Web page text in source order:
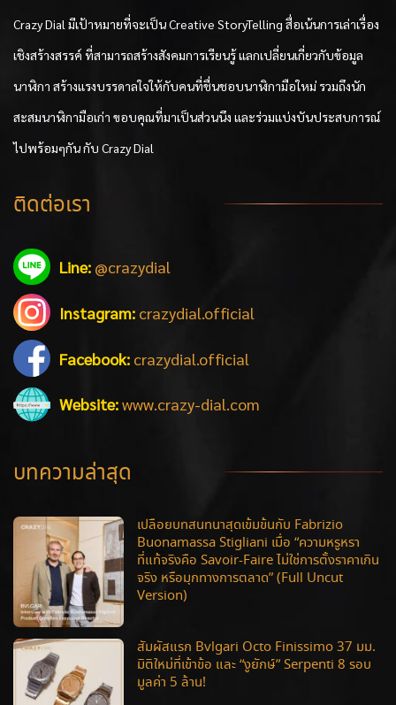
Crazy Dial มีเป้าหมายที่จะเป็น Creative StoryTelling สื่อเน้นการเล่าเรื่อง
เชิงสร้างสรรค์ ที่สามารถสร้างสังคมการเรียนรู้ แลกเปลี่ยนเกี่ยวกับข้อมูล
นาฬิกา สร้างแรงบรรดาลใจให้กับคนที่ชื่นชอบนาฬิกามือใหม่ รวมถึงนัก
สะสมนาฬิกามือเก่า ขอบคุณที่มาเป็นส่วนนึง และร่วมแบ่งบันประสบการณ์
ไปพร้อมๆกัน กับ Crazy Dial
ติดต่อเรา
Line: @crazydial
Instagram: crazydial.official
Facebook: crazydial.official
Website:www.crazy-dial.com
บทความล่าสุด
เปลือยบทสนทนาสุดเข้มข้นกับ Fabrizio
Buonamassa Stigliani เมื่อ “ความหรูหรา
ที่แท้จริงคือ Savoir-Faire ไม่ใช่การตั้งราคาเกิน
จริง หรือมุกทางการตลาด” (Full Uncut
Version)
สัมผัสแรก Bvlgari Octo Finissimo 37 มม.
มิติใหม่ที่เข้าข้อ และ “งูยักษ์” Serpenti 8 รอบ
มูลค่า 5 ล้าน!